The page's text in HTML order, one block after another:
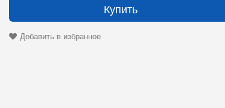
Купить
Добавить в избранное